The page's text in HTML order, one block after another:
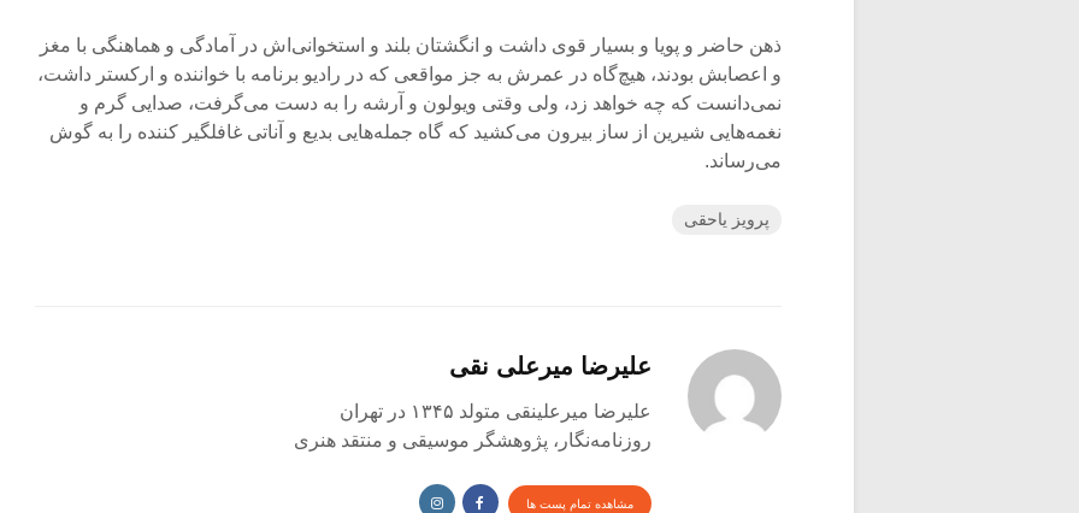
ذهن حاضر و پویا و بسیار قوی داشت و انگشتان بلند و استخوانی‌اش در آمادگی و هماهنگی با مغز
و اعصابش بودند، هیچ‌گاه در عمرش به جز مواقعی که در رادیو برنامه با خواننده و ارکستر داشت،
نمی‌دانست که چه خواهد زد، ولی وقتی ویولون و آرشه را به دست می‌گرفت، صدایی گرم و
نغمه‌هایی شیرین از ساز بیرون می‌کشید که گاه جمله‌هایی بدیع و آناتی غافلگیر کننده را به گوش
می‌رساند.
پرویز یاحقی
علیرضا میرعلی نقی
علیرضا میرعلینقی متولد ۱۳۴۵ در تهران
روزنامه‌نگار، پژوهشگر موسیقی و منتقد هنری
مشاهده تمام پست ها